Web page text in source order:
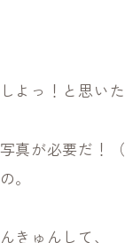
よっ！と思いた
真が必要だ！
。
きゅんして、